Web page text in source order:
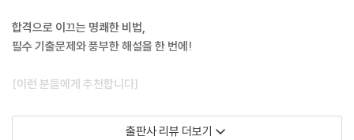
합격으로 이끄는 명쾌한 비법,
필수 기출문제와 풍부한 해설을 한 번에!
[이런 분들에게 추천합니다]
1. 2026 제37회 공인중개사 합격을 위하여 최신 출제경향에 맞춘 기출 중
출판사 리뷰 더보기